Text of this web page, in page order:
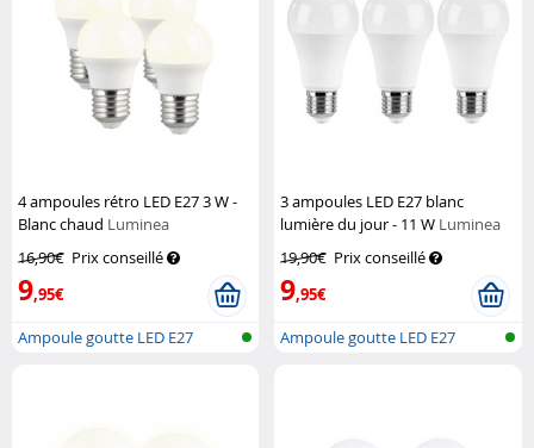
4 ampoules rétro LED E27 3 W -
Blanc chaud Luminea
16,90€ Prix conseillé
9,95€
Ampoule goutte LED E27
3 ampoules LED E27 blanc
lumière du jour - 11 W Luminea
19,90€ Prix conseillé
9,95€
Ampoule goutte LED E27